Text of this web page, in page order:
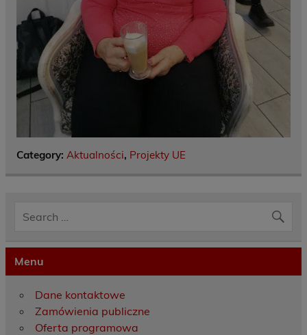
Category: Aktualności, Projekty UE
Menu
Dane kontaktowe
Zamówienia publiczne
Oferta programowa